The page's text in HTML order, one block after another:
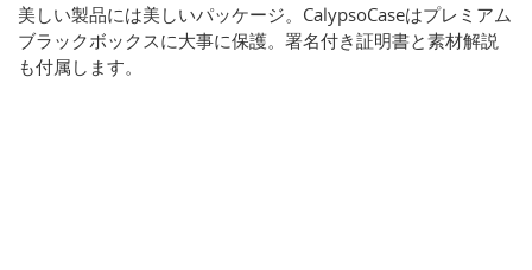
美しい製品には美しいパッケージ。CalypsoCaseはプレミアム
ブラックボックスに大事に保護。署名付き証明書と素材解説
も付属します。